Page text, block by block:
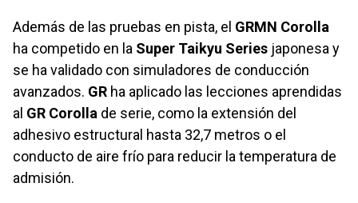
Además de las pruebas en pista, el GRMN Corolla
ha competido en la Super Taikyu Series japonesa y
se ha validado con simuladores de conducción
avanzados. GR ha aplicado las lecciones aprendidas
al GR Corolla de serie, como la extensión del
adhesivo estructural hasta 32,7 metros o el
conducto de aire frío para reducir la temperatura de
admisión.